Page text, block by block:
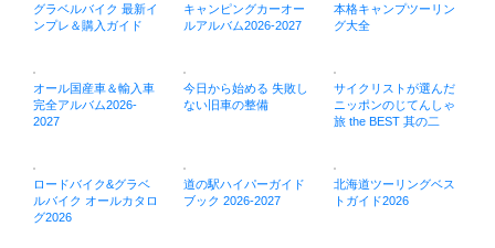
グラベルバイク 最新イ
ンプレ＆購入ガイド
キャンピングカーオー
ルアルバム2026-2027
本格キャンプツーリン
グ大全
オール国産車＆輸入車
完全アルバム2026-
2027
今日から始める 失敗し
ない旧車の整備
サイクリストが選んだ
ニッポンのじてんしゃ
旅 the BEST 其の二
ロードバイク&グラベ
ルバイク オールカタロ
グ2026
道の駅ハイパーガイド
ブック 2026-2027
北海道ツーリングベス
トガイド2026